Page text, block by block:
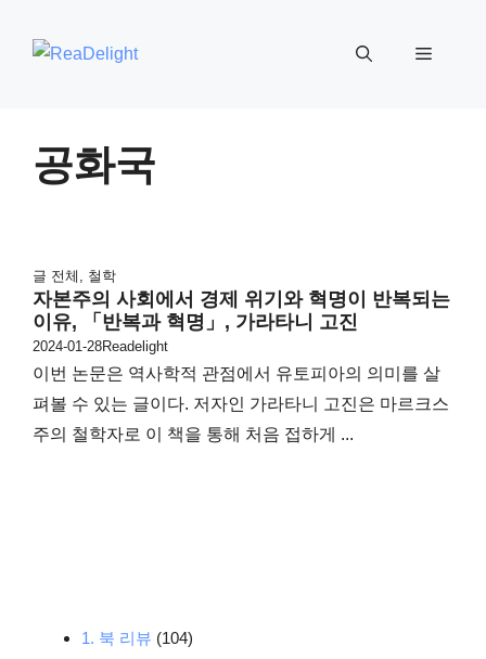
메
공화국
글 전체 , 철학
자본주의 사회에서 경제 위기와 혁명이 반복되는
이유, 「반복과 혁명」, 가라타니 고진
2024-01-28Readelight
이번 논문은 역사학적 관점에서 유토피아의 의미를 살
펴볼 수 있는 글이다. 저자인 가라타니 고진은 마르크스
주의 철학자로 이 책을 통해 처음 접하게 ...
1. 북 리뷰 (104)